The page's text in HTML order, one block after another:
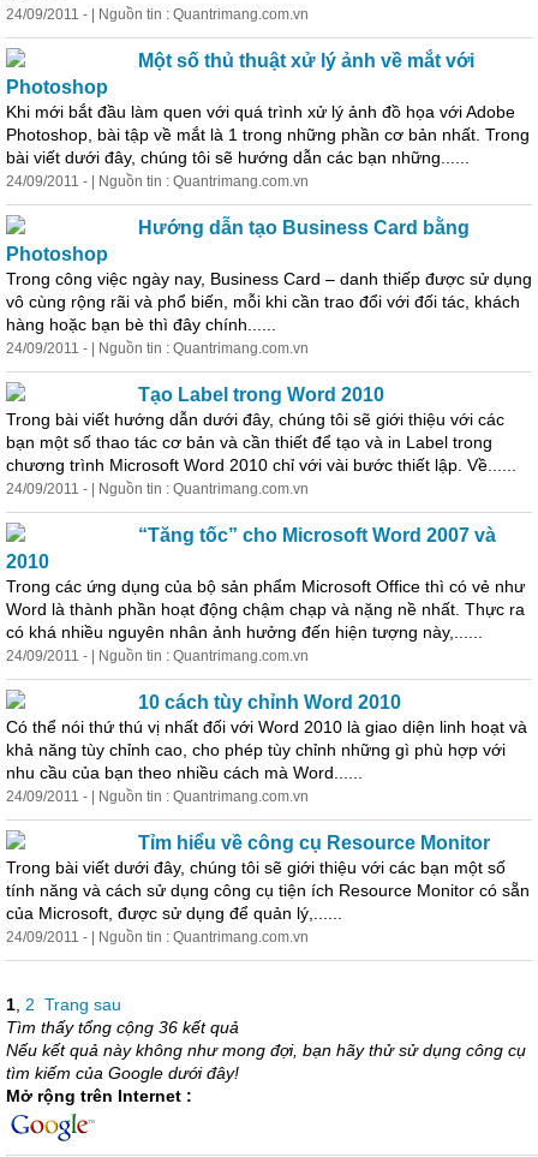
24/09/2011 - | Nguồn tin : Quantrimang.com.vn
Một số thủ thuật xử lý ảnh về mắt với
Photoshop
Khi mới bắt đầu làm quen với quá trình xử lý ảnh đồ họa với Adobe
Photoshop, bài tập về mắt là 1 trong những phần cơ bản nhất. Trong
bài viết dưới đây, chúng tôi sẽ hướng dẫn các bạn những......
24/09/2011 - | Nguồn tin : Quantrimang.com.vn
Hướng dẫn tạo Business Card bằng
Photoshop
Trong công việc ngày nay, Business Card – danh thiếp được sử dụng
vô cùng rộng rãi và phổ biến, mỗi khi cần trao đổi với đối tác, khách
hàng hoặc bạn bè thì đây chính......
24/09/2011 - | Nguồn tin : Quantrimang.com.vn
Tạo Label trong Word 2010
Trong bài viết hướng dẫn dưới đây, chúng tôi sẽ giới thiệu với các
bạn một số thao tác cơ bản và cần thiết để tạo và in Label trong
chương trình Microsoft Word 2010 chỉ với vài bước thiết lập. Về......
24/09/2011 - | Nguồn tin : Quantrimang.com.vn
“Tăng tốc” cho Microsoft Word 2007 và
2010
Trong các ứng dụng của bộ sản phẩm Microsoft Office thì có vẻ như
Word là thành phần hoạt động chậm chạp và nặng nề nhất. Thực ra
có khá nhiều nguyên nhân ảnh hưởng đến hiện tượng này,......
24/09/2011 - | Nguồn tin : Quantrimang.com.vn
10 cách tùy chỉnh Word 2010
Có thể nói thứ thú vị nhất đối với Word 2010 là giao diện linh hoạt và
khả năng tùy chỉnh cao, cho phép tùy chỉnh những gì phù hợp với
nhu cầu của bạn theo nhiều cách mà Word......
24/09/2011 - | Nguồn tin : Quantrimang.com.vn
Tỉm hiểu về công cụ Resource Monitor
Trong bài viết dưới đây, chúng tôi sẽ giới thiệu với các bạn một số
tính năng và cách sử dụng công cụ tiện ích Resource Monitor có sẵn
của Microsoft, được sử dụng để quản lý,......
24/09/2011 - | Nguồn tin : Quantrimang.com.vn
1 2 Trang sau
Tìm thấy tổng cộng 36 kết quả
Nếu kết quả này không như mong đợi, bạn hãy thử sử dụng công cụ
tìm kiếm của Google dưới đây!
Mở rộng trên Internet :